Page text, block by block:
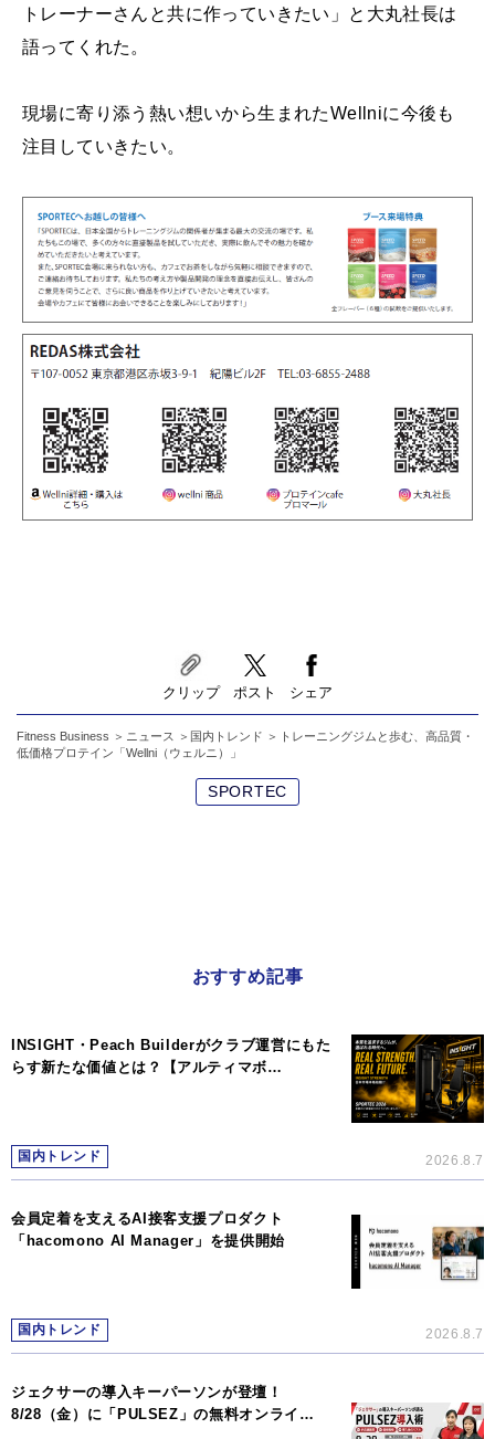
トレーナーさんと共に作っていきたい」と大丸社長は
語ってくれた。
現場に寄り添う熱い想いから生まれたWellniに今後も
注目していきたい。
クリップ ポスト シェア
Fitness Business ニュース 国内トレンド
トレーニングジムと歩む、高品質・
低価格プロテイン「Wellni（ウェルニ）」
SPORTEC
おすすめ記事
INSIGHT・Peach Builderがクラブ運営にもた
らす新たな価値とは？【アルティマボ…
国内トレンド 2026.8.7
会員定着を支えるAI接客支援プロダクト
「hacomono AI Manager」を提供開始
国内トレンド 2026.8.7
ジェクサーの導入キーパーソンが登壇！
8/28（金）に「PULSEZ」の無料オンライ…